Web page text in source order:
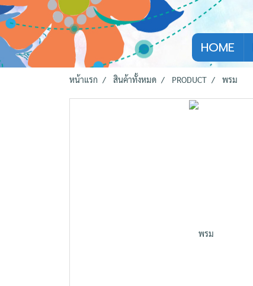
HOME
หน้าแรก สินค้าทั้งหมด PRODUCT พรม